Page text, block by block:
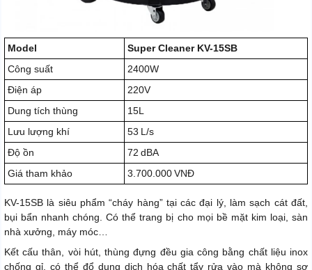
Model
Super Cleaner KV-15SB
Công suất
2400W
Điện áp
220V
Dung tích thùng
15L
Lưu lượng khí
53 L/s
Độ ồn
72 dBA
Giá tham khảo
3.700.000 VNĐ
KV-15SB là siêu phẩm “cháy hàng” tại các đại lý, làm sạch cát đất,
bụi bẩn nhanh chóng. Có thể trang bị cho mọi bề mặt kim loại, sàn
nhà xưởng, máy móc…
Kết cấu thân, vòi hút, thùng đựng đều gia công bằng chất liệu inox
chống gỉ, có thể đổ dung dịch hóa chất tẩy rửa vào mà không sợ